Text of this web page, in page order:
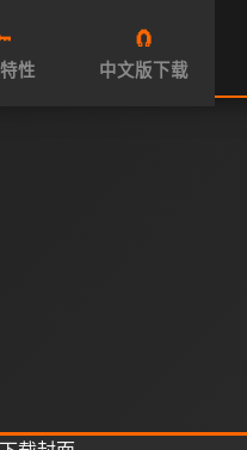
性
🧲
中文版下载